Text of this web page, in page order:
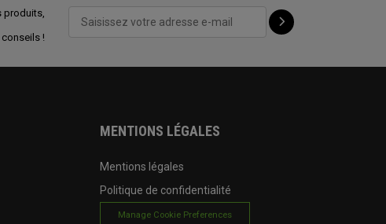
produits,
!
MENTIONS LÉGALES
Mentions légales
Politique de confidentialité
Manage Cookie Preferences